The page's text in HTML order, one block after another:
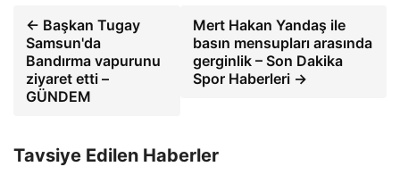
← Başkan Tugay
Samsun'da
Bandırma vapurunu
ziyaret etti –
GÜNDEM
Mert Hakan Yandaş ile
basın mensupları arasında
gerginlik – Son Dakika
Spor Haberleri →
Tavsiye Edilen Haberler